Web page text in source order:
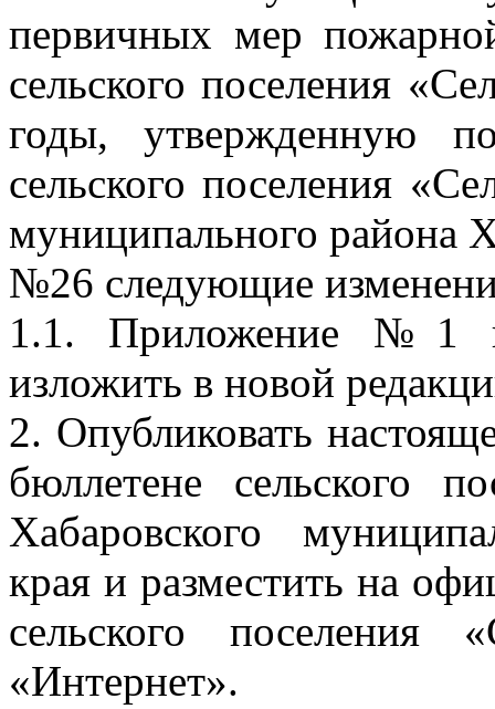
первичных мер
сельского поселения
годы, утвержденную
сельского поселения
муниципального района
№26 следующие
1.1. Приложение №1 к
изложить в новой
2. Опубликовать
бюллетене сельского
Хабаровского
края и разместить на
сельского
«Интернет».